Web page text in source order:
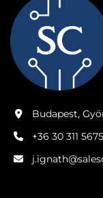
Budapest,
+36 30 311 5675